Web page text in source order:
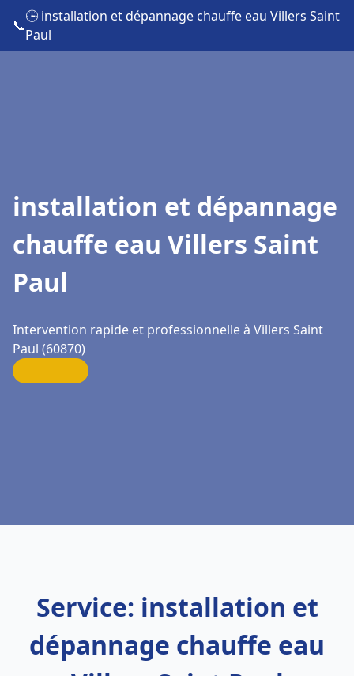
📞
🕒 installation et dépannage chauffe eau Villers Saint
Paul
installation et dépannage
chauffe eau Villers Saint
Paul
Intervention rapide et professionnelle à Villers Saint
Paul (60870)
Service: installation et
dépannage chauffe eau